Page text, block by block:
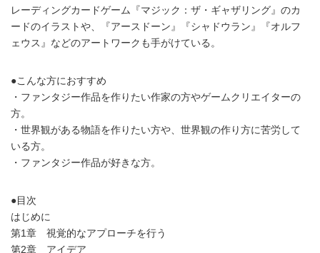
レーディングカードゲーム『マジック：ザ・ギャザリング』のカ
ードのイラストや、『アースドーン』『シャドウラン』『オルフ
ェウス』などのアートワークも手がけている。
●こんな方におすすめ
・ファンタジー作品を作りたい作家の方やゲームクリエイターの
方。
・世界観がある物語を作りたい方や、世界観の作り方に苦労して
いる方。
・ファンタジー作品が好きな方。
●目次
はじめに
第1章 視覚的なアプローチを行う
第2章 アイデア